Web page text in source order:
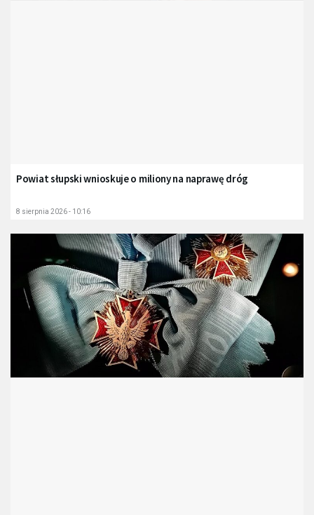
Powiat słupski wnioskuje o miliony na naprawę dróg
8 sierpnia 2026 - 10:16